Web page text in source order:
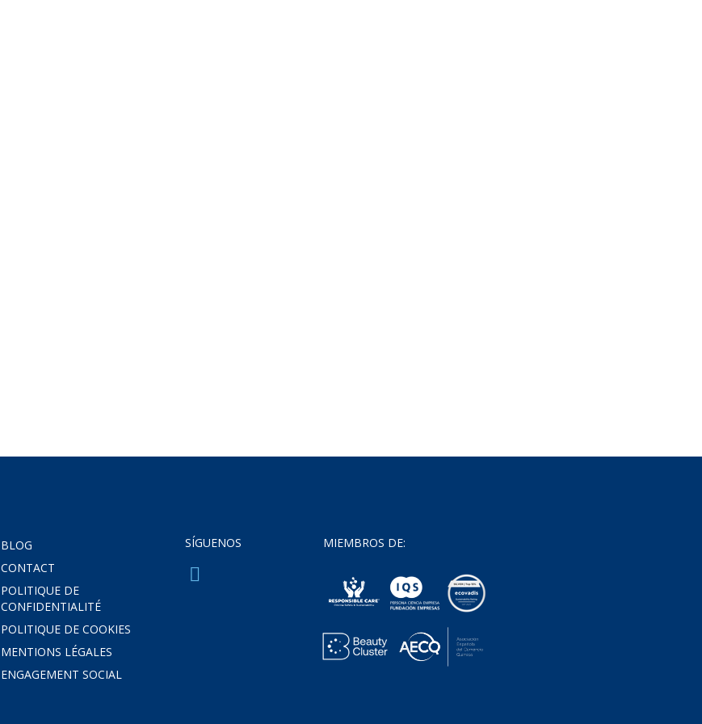
BLOG
CONTACT
POLITIQUE DE
CONFIDENTIALITÉ
POLITIQUE DE COOKIES
MENTIONS LÉGALES
ENGAGEMENT SOCIAL
SÍGUENOS MIEMBROS DE: